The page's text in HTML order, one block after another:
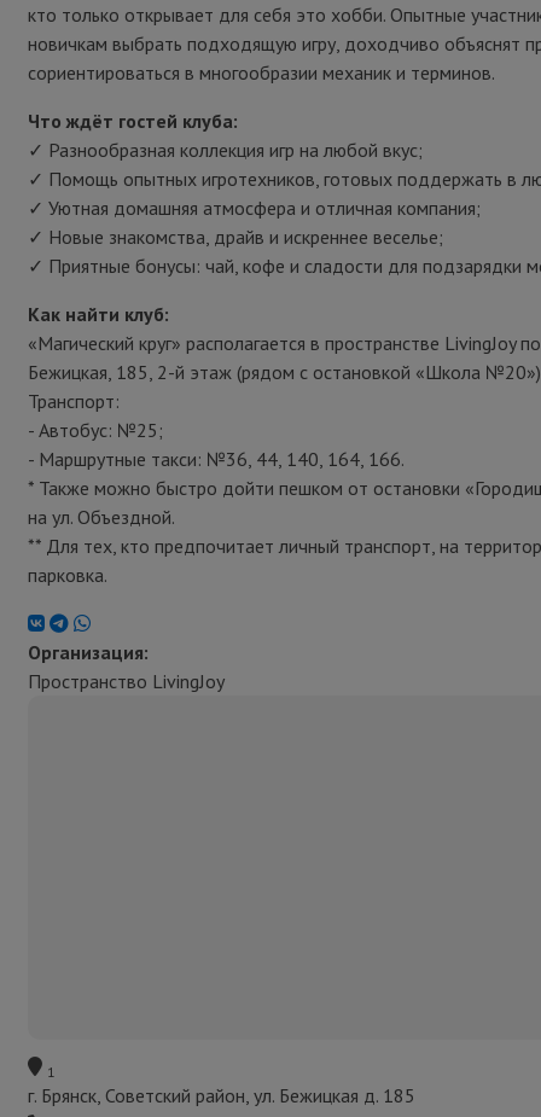
кто только открывает для себя это хобби. Опытные
новичкам выбрать подходящую игру, доходчиво объяснят
сориентироваться в многообразии механик и терминов.
Что ждёт гостей клуба:
✓ Разнообразная коллекция игр на любой вкус;
✓ Помощь опытных игротехников, готовых поддержать в
✓ Уютная домашняя атмосфера и отличная компания;
✓ Новые знакомства, драйв и искреннее веселье;
✓ Приятные бонусы: чай, кофе и сладости для подзарядки
Как найти клуб:
«Магический круг» располагается в пространстве LivingJoy
Бежицкая, 185, 2-й этаж (рядом с остановкой «Школа
Транспорт:
- Автобус: №25;
- Маршрутные такси: №36, 44, 140, 164, 166.
* Также можно быстро дойти пешком от остановки
на ул. Объездной.
** Для тех, кто предпочитает личный транспорт, на
парковка.
Организация:
Пространство LivingJoy
1
г. Брянск, Советский район, ул. Бежицкая д. 185